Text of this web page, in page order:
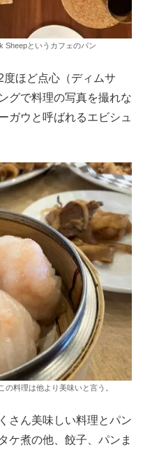
Sheepというカフェのパン
ほど点心（ディムサ
グで料理の写真を撮れな
ガウと呼ばれるエビシュ
の料理は他より美味いと言う。
さん美味しい料理とパン
ケ煮の他、餃子、パンま